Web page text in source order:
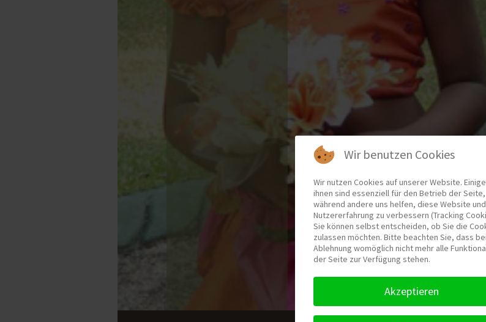
Wir benutzen Cookies
Wir nutzen Cookies auf unserer Website.
ihnen sind essenziell für den Betrieb der Seite,
während andere uns helfen, diese Website
Nutzererfahrung zu verbessern (Tracking
Sie können selbst entscheiden, ob Sie die
zulassen möchten. Bitte beachten Sie, dass
Ablehnung womöglich nicht mehr alle
der Seite zur Verfügung stehen.
Akzeptieren